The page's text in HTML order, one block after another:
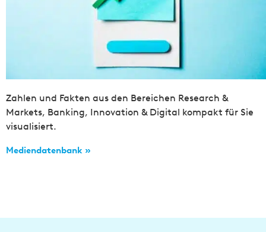
Zahlen und Fakten aus den Bereichen Research &
Markets, Banking, Innovation & Digital kompakt für Sie
visualisiert.
Mediendatenbank »